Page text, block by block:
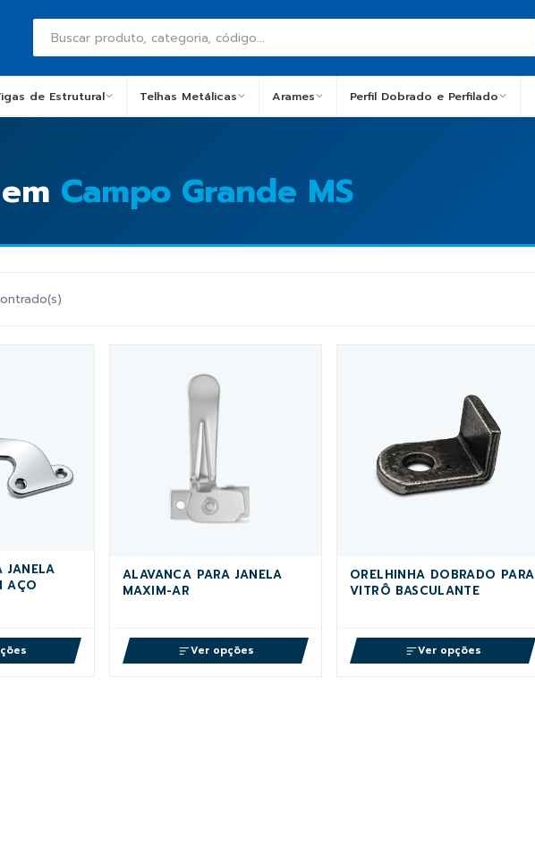
de Estrutural Telhas Metálicas Arames Perfil Dobrado e Perfilado
Campo Grande MS
JANELA
AÇO
ALAVANCA PARA JANELA
MAXIM-AR
Ver opções
ORELHINHA DOBRADO PARA
VITRÔ BASCULANTE
Ver opções